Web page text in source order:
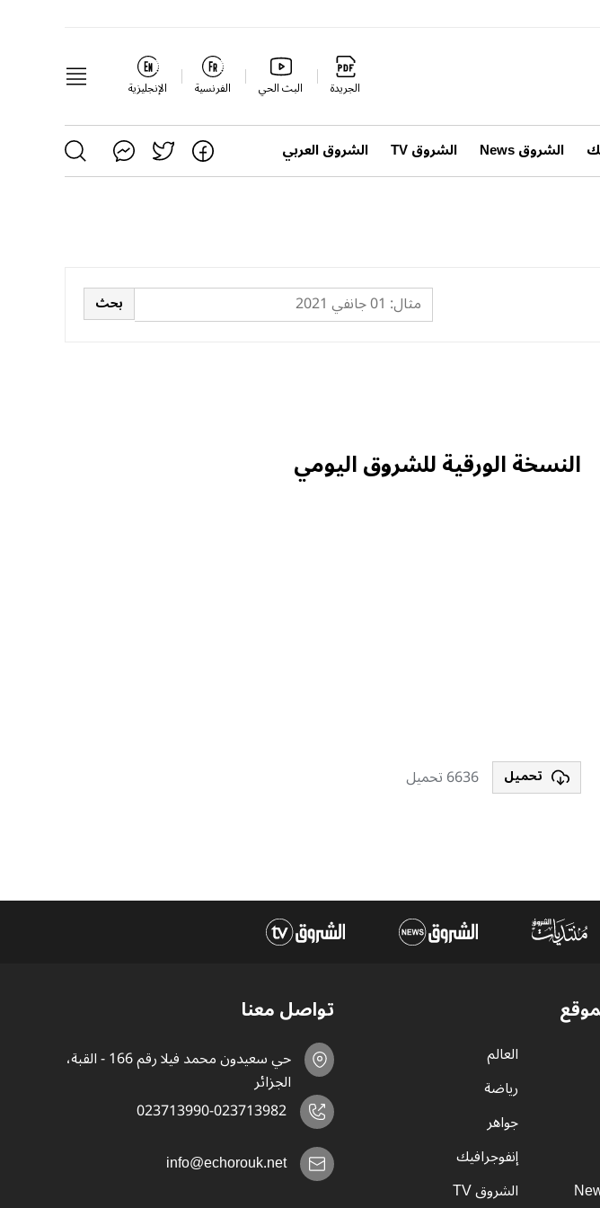
الجريدة البث الحي الفرنسية الإنجليزية
الشروق News الشروق TV الشروق العربي
النسخة الورقية للشروق اليومي
تحميل 6636 تحميل
العالم
رياضة
جواهر
إنفوجرافيك
الشروق TV
تواصل معنا
حي سعيدون محمد فيلا رقم 166 - القبة،
الجزائر
023713990-023713982
info@echorouk.net